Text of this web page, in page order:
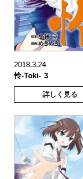
2018.3.24
怜-Toki- 3
詳しく見る